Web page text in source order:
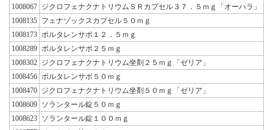
1008067 ジクロフェナクナトリウムＳＲカプセル３７．５ｍｇ「オーハラ」
1008135 フェナゾックスカプセル５０ｍｇ
1008173 ボルタレンサポ１２．５ｍｇ
1008289 ボルタレンサポ２５ｍｇ
1008302 ジクロフェナクナトリウム坐剤２５ｍｇ「ゼリア」
1008456 ボルタレンサポ５０ｍｇ
1008470 ジクロフェナクナトリウム坐剤５０ｍｇ「ゼリア」
1008609 ソランタール錠５０ｍｇ
1008623 ソランタール錠１００ｍｇ